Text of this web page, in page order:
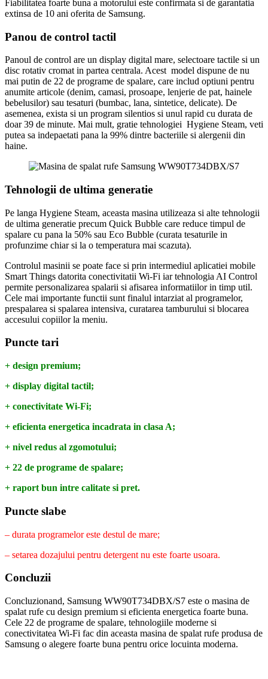
Fiabilitatea foarte buna a motorului este confirmata si de garantatia
extinsa de 10 ani oferita de Samsung.
Panou de control tactil
Panoul de control are un display digital mare, selectoare tactile si un
disc rotativ cromat in partea centrala. Acest model dispune de nu
mai putin de 22 de programe de spalare, care includ optiuni pentru
anumite articole (denim, camasi, prosoape, lenjerie de pat, hainele
bebelusilor) sau tesaturi (bumbac, lana, sintetice, delicate). De
asemenea, exista si un program silentios si unul rapid cu durata de
doar 39 de minute. Mai mult, gratie tehnologiei Hygiene Steam, veti
putea sa indepaetati pana la 99% dintre bacteriile si alergenii din
haine.
Tehnologii de ultima generatie
Pe langa Hygiene Steam, aceasta masina utilizeaza si alte tehnologii
de ultima generatie precum Quick Bubble care reduce timpul de
spalare cu pana la 50% sau Eco Bubble (curata tesaturile in
profunzime chiar si la o temperatura mai scazuta).
Controlul masinii se poate face si prin intermediul aplicatiei mobile
Smart Things datorita conectivitatii Wi-Fi iar tehnologia AI Control
permite personalizarea spalarii si afisarea informatiilor in timp util.
Cele mai importante functii sunt finalul intarziat al programelor,
prespalarea si spalarea intensiva, curatarea tamburului si blocarea
accesului copiilor la meniu.
Puncte tari
+ design premium;
+ display digital tactil;
+ conectivitate Wi-Fi;
+ eficienta energetica incadrata in clasa A;
+ nivel redus al zgomotului;
+ 22 de programe de spalare;
+ raport bun intre calitate si pret.
Puncte slabe
– durata programelor este destul de mare;
– setarea dozajului pentru detergent nu este foarte usoara.
Concluzii
Concluzionand, Samsung WW90T734DBX/S7 este o masina de
spalat rufe cu design premium si eficienta energetica foarte buna.
Cele 22 de programe de spalare, tehnologiile moderne si
conectivitatea Wi-Fi fac din aceasta masina de spalat rufe produsa de
Samsung o alegere foarte buna pentru orice locuinta moderna.